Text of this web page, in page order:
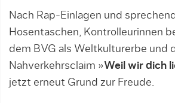
Nach Rap-Einlagen und
Hosentaschen, Kontrolleurinnen
dem BVG als Weltkulturerbe und
Nahverkehrsclaim »Weil wir dich
jetzt erneut Grund zur Freude.